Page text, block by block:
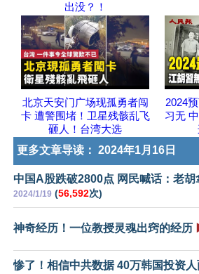
出没？！
北京天安门广场现孤勇者闯
卡 遭警围堵！卫星残骸乱飞
砸人！台湾大选
2024
习无
更多文章导读： 2024年1月16日
中国A股跌破2800点 网民喊话：老胡
2024/1/19 (56,592次)
神奇经历！一位教授灵魂出窍的经历
惨了！相信中共数据 40万韩国投资